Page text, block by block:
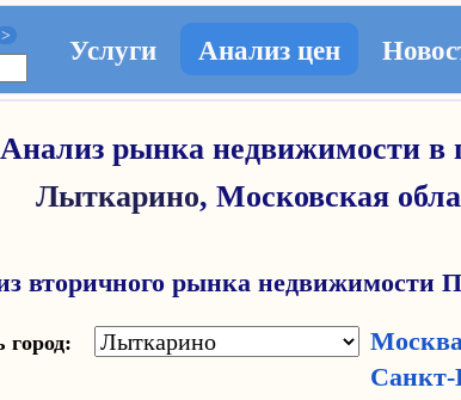
> Услуги Анализ цен
Анализ рынка недвижимости в
Лыткарино, Московская
вторичного рынка недвижимости
город: Москва
Санкт-